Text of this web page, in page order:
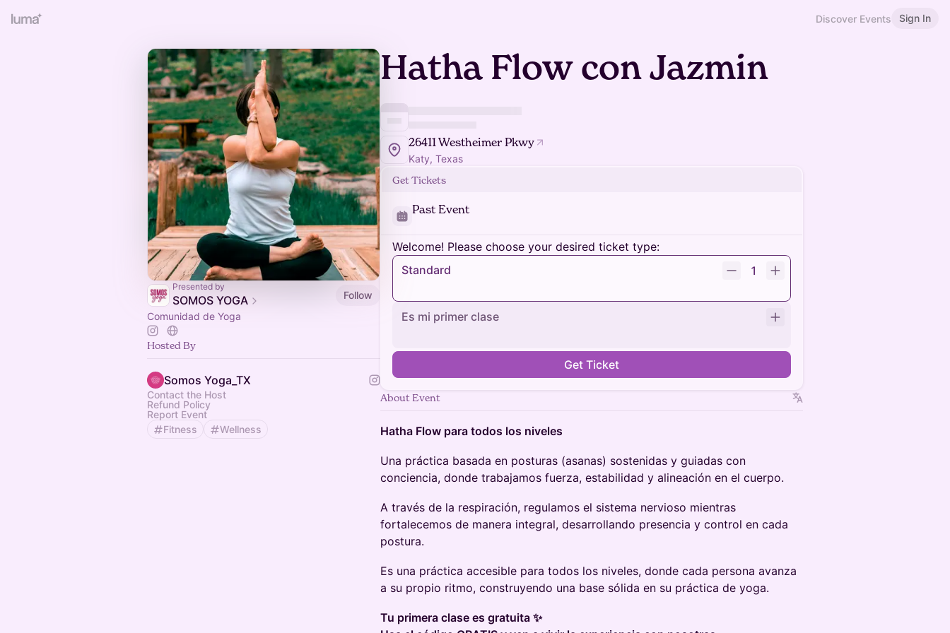
Discover Events Sign In
Presented by
SOMOS YOGA
Follow
Comunidad de Yoga
Hosted By
Somos Yoga_TX
Contact the Host
Refund Policy
Report Event
Fitness
Wellness
Hatha Flow con Jazmin
26411 Westheimer Pkwy
Katy, Texas
Get Tickets
Past Event
Welcome! Please choose your desired ticket type:
Standard
1
Es mi primer clase
Get Ticket
About Event
Hatha Flow para todos los niveles
Una práctica basada en posturas (asanas) sostenidas y guiadas con
conciencia, donde trabajamos fuerza, estabilidad y alineación en el cuerpo.
A través de la respiración, regulamos el sistema nervioso mientras
fortalecemos de manera integral, desarrollando presencia y control en cada
postura.
Es una práctica accesible para todos los niveles, donde cada persona avanza
a su propio ritmo, construyendo una base sólida en su práctica de yoga.
Tu primera clase es gratuita ✨